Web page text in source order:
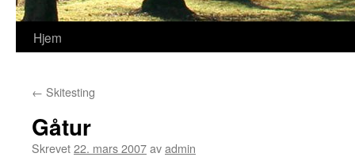
Hopp
innhold
Hjem
← Skitesting
Gåtur
Skrevet22. mars 2007avadmin